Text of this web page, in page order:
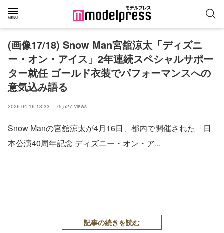
(画像17/18) Snow Man宮舘涼太「ディズニ
ー・オン・アイス」2年連続スペシャルサポー
ター就任 ゴールド衣装でパフォーマンスへの
意気込み語る
2026.04.16 13:33 75,527 views
Snow Manの宮舘涼太が4月16日、都内で開催された「日
本公演40周年記念 ディズニー・オン・ア...
記事の続きを読む